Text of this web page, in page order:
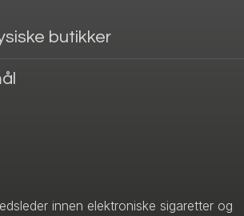
butikker
innen elektroniske sigaretter og